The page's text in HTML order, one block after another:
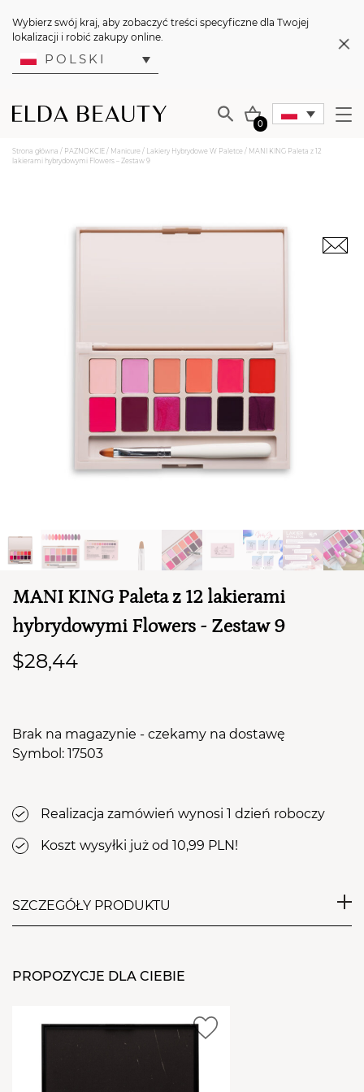
Wybierz swój kraj, aby zobaczyć treści specyficzne dla Twojej
lokalizacji i robić zakupy online.
POLSKI
0
TWÓJ KOSZYK (
Suma koszyka (0)
Strona główna / PAZNOKCIE / Manicure / Lakiery Hybrydowe W Paletce / MANI KING Paleta z 12
lakierami hybrydowymi Flowers – Zestaw 9
MANI KING Paleta z 12 lakierami
hybrydowymi Flowers - Zestaw 9
$28,44
Brak na magazynie - czekamy na dostawę
Symbol: 17503
Realizacja zamówień wynosi 1 dzień roboczy
Koszt wysyłki już od 10,99 PLN!
SZCZEGÓŁY PRODUKTU
kwiatowe zestawienie. Lakiery zamknięte w
zajmują dużo miejsca, a lakiery wykorzystasz do
samego końca.
Seria lakierów hybrydowych w paletce dzięki swoim
PROPOZYCJE DLA CIEBIE